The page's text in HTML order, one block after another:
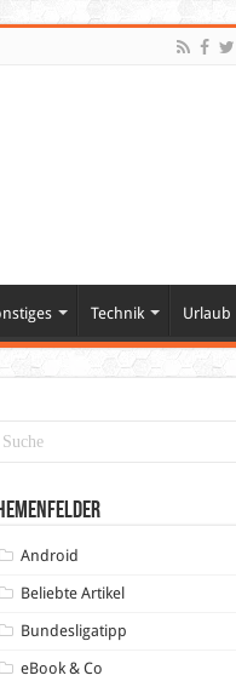
Technik Urlaub
Android
Beliebte Artikel
Bundesligatipp
eBook & Co